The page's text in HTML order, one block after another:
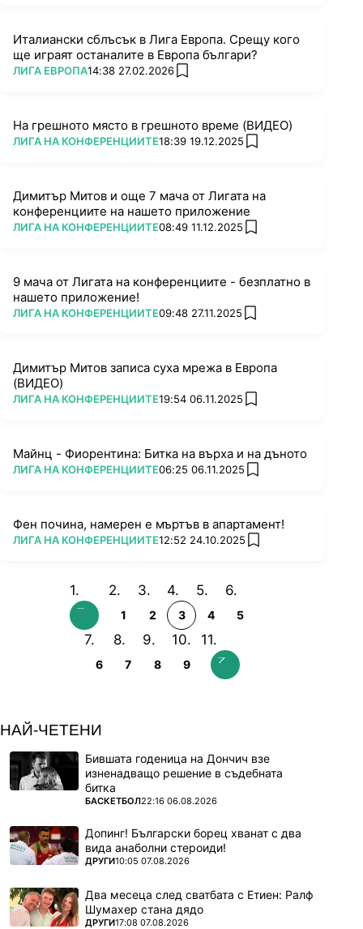
Италиански сблъсък в Лига Европа. Срещу кого
ще играят останалите в Европа българи?
ПОВЕЧЕ ОТ
ЛИГА ЕВРОПА14:38 27.02.2026 add favorites
На грешното място в грешното време (ВИДЕО)
ПОВЕЧЕ ОТ
ЛИГА НА КОНФЕРЕНЦИИТЕ18:39 19.12.2025 add favorites
Димитър Митов и още 7 мача от Лигата на
конференциите на нашето приложение
ПОВЕЧЕ ОТ
ЛИГА НА КОНФЕРЕНЦИИТЕ08:49 11.12.2025 add favorites
9 мача от Лигата на конференциите - безплатно в
нашето приложение!
ПОВЕЧЕ ОТ
ЛИГА НА КОНФЕРЕНЦИИТЕ09:48 27.11.2025 add favorites
Димитър Митов записа суха мрежа в Европа
(ВИДЕО)
ПОВЕЧЕ ОТ
ЛИГА НА КОНФЕРЕНЦИИТЕ19:54 06.11.2025 add favorites
Майнц - Фиорентина: Битка на върха и на дъното
ПОВЕЧЕ ОТ
ЛИГА НА КОНФЕРЕНЦИИТЕ06:25 06.11.2025 add favorites
Фен почина, намерен е мъртъв в апартамент!
ПОВЕЧЕ ОТ
ЛИГА НА КОНФЕРЕНЦИИТЕ12:52 24.10.2025 add favorites
1 2 3 4 5
6 7 8 9
НАЙ-ЧЕТЕНИ
Бившата годеница на Дончич взе
изненадващо решение в съдебната
битка
ПОВЕЧЕ ОТ
БАСКЕТБОЛ22:16 06.08.2026
Допинг! Български борец хванат с два
вида анаболни стероиди!
ПОВЕЧЕ ОТ
ДРУГИ10:05 07.08.2026
Два месеца след сватбата с Етиен: Ралф
Шумахер стана дядо
ПОВЕЧЕ ОТ
ДРУГИ17:08 07.08.2026